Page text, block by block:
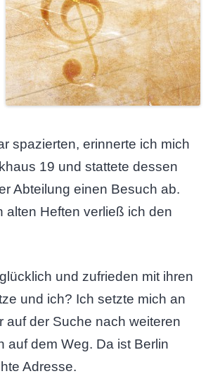
spazierten, erinnerte ich mich
19 und stattete dessen
Abteilung einen Besuch ab.
alten Heften verließ ich den
und zufrieden mit ihren
und ich? Ich setzte mich an
auf der Suche nach weiteren
auf dem Weg. Da ist Berlin
Adresse.